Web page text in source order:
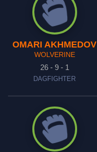
OMARI AKHMEDOV
WOLVERINE
26 - 9 - 1
DAGFIGHTER